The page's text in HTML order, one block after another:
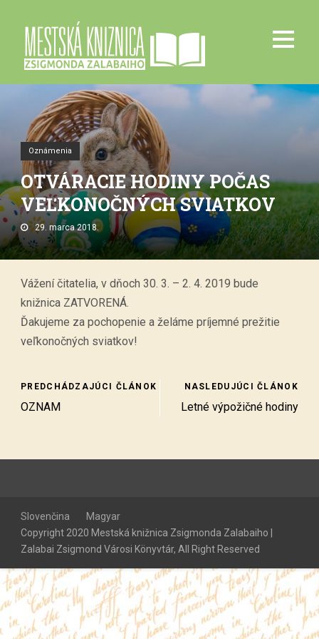
Oznámenia
OTVÁRACIE HODINY POČAS
VEĽKONOČNÝCH SVIATKOV
29. marca 2018.
Vážení čitatelia, v dňoch 30. 3. – 2. 4. 2019 bude
knižnica ZATVORENÁ.
Ďakujeme za pochopenie a želáme príjemné prežitie
veľkonočných sviatkov!
PREDCHÁDZAJÚCI ČLÁNOK
OZNAM
NASLEDUJÚCI ČLÁNOK
Letné výpožičné hodiny
Slovenčina
Magyar
Copyright 2020 Mestská knižnica Zsigmonda Zalabaiho |
Zalabai Zsigmond Városi Könyvtár, All Right Reserved